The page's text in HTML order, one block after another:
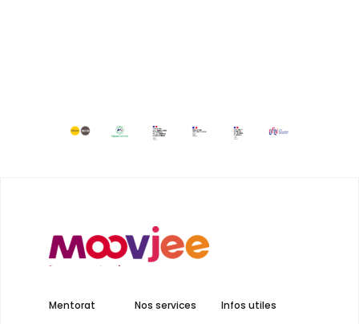
Mentorat Nos services Infos utiles